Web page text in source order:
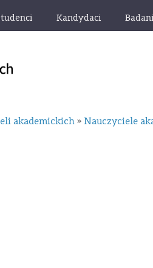
Kandydaci
akademickich » Nauczyciele